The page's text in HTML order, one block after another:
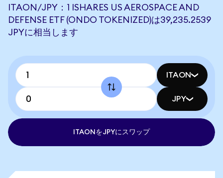
ITAON/JPY：1 ISHARES US AEROSPACE AND
DEFENSE ETF (ONDO TOKENIZED)は39,235.2539
JPYに相当します
ITAON
JPY
ITAONをJPYにスワップ